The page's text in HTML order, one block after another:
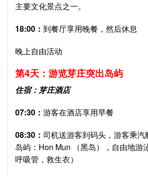
主要文化景点之一。
18:00： 到餐厅享用晚餐，然后休息
晚上自由活动
第4天：游览芽庄突出岛屿
住宿：芽庄酒店
07:30： 游客在酒店享用早餐
08:30： 司机送游客到码头，游客乘汽
岛屿：Hon Mun （黑岛），自由地游
呼吸管，救生衣）